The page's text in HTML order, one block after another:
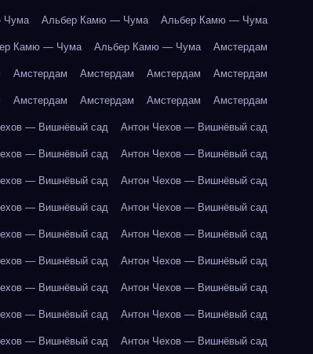
Чума Альбер Камю — Чума Альбер Камю — Чума
Камю — Чума Альбер Камю — Чума Амстердам
Амстердам Амстердам Амстердам Амстердам
Амстердам Амстердам Амстердам Амстердам
— Вишнёвый сад Антон Чехов — Вишнёвый сад
— Вишнёвый сад Антон Чехов — Вишнёвый сад
— Вишнёвый сад Антон Чехов — Вишнёвый сад
— Вишнёвый сад Антон Чехов — Вишнёвый сад
— Вишнёвый сад Антон Чехов — Вишнёвый сад
— Вишнёвый сад Антон Чехов — Вишнёвый сад
— Вишнёвый сад Антон Чехов — Вишнёвый сад
— Вишнёвый сад Антон Чехов — Вишнёвый сад
— Вишнёвый сад Антон Чехов — Вишнёвый сад